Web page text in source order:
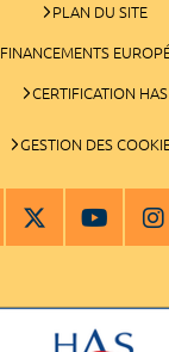
PLAN DU SITE
FINANCEMENTS
CERTIFICATION HAS
GESTION DES